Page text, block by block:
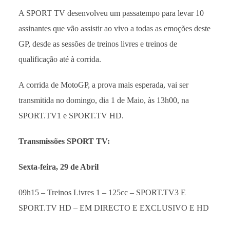
A SPORT TV desenvolveu um passatempo para levar 10
assinantes que vão assistir ao vivo a todas as emoções deste
GP, desde as sessões de treinos livres e treinos de
qualificação até à corrida.
A corrida de MotoGP, a prova mais esperada, vai ser
transmitida no domingo, dia 1 de Maio, às 13h00, na
SPORT.TV1 e SPORT.TV HD.
Transmissões SPORT TV:
Sexta-feira, 29 de Abril
09h15 – Treinos Livres 1 – 125cc – SPORT.TV3 E
SPORT.TV HD – EM DIRECTO E EXCLUSIVO E HD